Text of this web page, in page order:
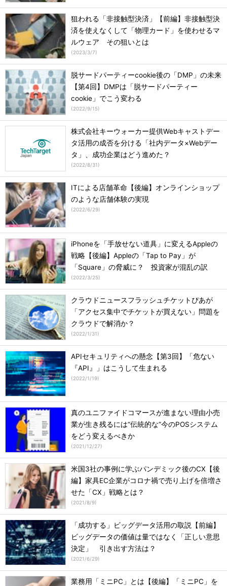
狙われる「非接触型決済」【前編】非接触型決
済を使えなくして「物理カード」を使わせるマ
ルウェア その狙いとは
(2023/3/7)
脱サードパーティーcookie後の「DMP」の未来
【第4回】DMPは「脱サードパーティー
cookie」でこう変わる
(2022/9/15)
株式会社キーウォーカー提供Webキャストデー
タ活用の成否を分ける「社内データ×Webデー
タ」、成功企業はどう進めた？
(2022/8/31)
ITによる店舗革命【後編】オンラインショップ
のような店舗体験の実現
(2022/6/29)
iPhoneを「手放せない道具」に変えるAppleの
戦略【後編】Appleの「Tap to Pay」が
「Square」の脅威に？ 投資家が混乱の訳
(2022/3/25)
クラウドニュースフラッシュチケットぴあが
「アクセス集中でチケットが買えない」問題を
クラウドで解消か？
(2022/1/31)
APIセキュリティへの懸念【第3回】「危ない
『API』」はこうして生まれる
(2022/1/19)
真のユニファイドコマースが進まない理由小売
業が生き残るには“伝統的な”今のPOSシステム
をどう変えるべきか
(2021/12/27)
米国3社の事例に学ぶパンデミック後のCX【後
編】家具EC企業がコロナ禍で売り上げを倍増さ
せた「CX」戦略とは？
(2021/8/9)
「成功する」ビッグデータ活用の取説【前編】
ビッグデータの価値は量ではなく「正しい意思
決定」 引き出す方法は？
(2021/6/29)
業務用「ミニPC」とは【後編】「ミニPC」を